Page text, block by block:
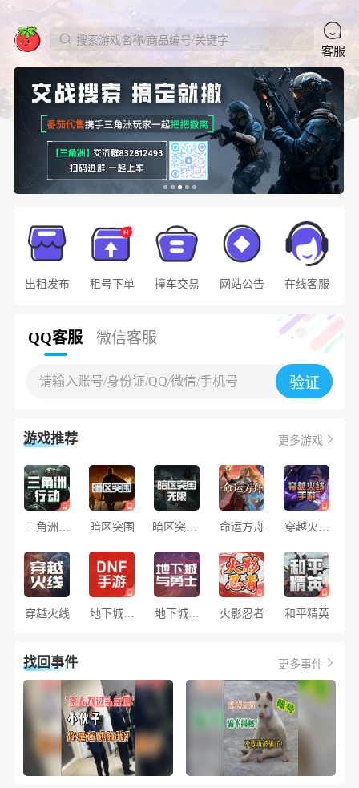
搜索游戏名称/商品编号/关键字
客服
出租发布 租号下单 撞车交易 网站公告 在线客服
QQ客服 微信客服
请输入账号/身份证/QQ/微信/手机号 验证
游戏推荐 更多游戏
三角洲行
暗区突围
暗区突围·
命运方舟
穿越火线
穿越火线
地下城与
地下城与
火影忍者 和平精英
找回事件 更多事件